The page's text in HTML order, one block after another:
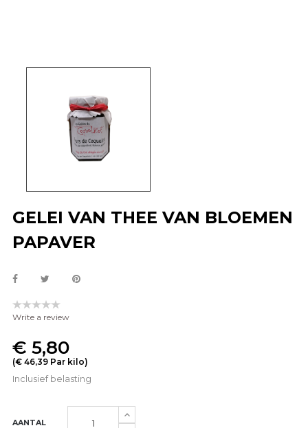
GELEI VAN THEE VAN BLOEMEN
PAPAVER
Write a review
€ 5,80
(€ 46,39 Par kilo)
Inclusief belasting
AANTAL